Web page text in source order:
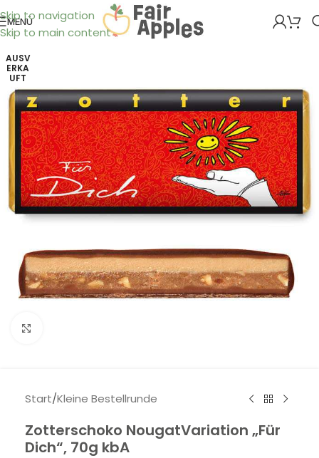
Skip to navigation
Skip to main content
MENÜ
AUSV
ERKA
UFT
Start/Kleine Bestellrunde
Zotterschoko NougatVariation „Für
Dich“, 70g kbA